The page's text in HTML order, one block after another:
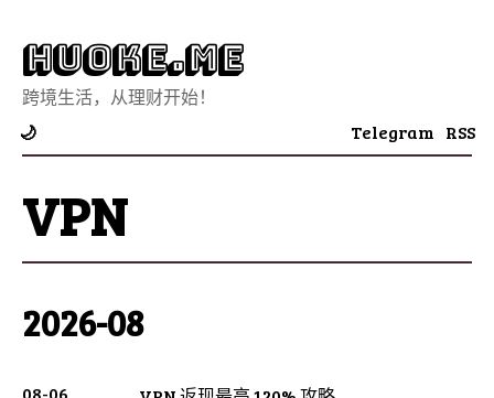
Huoke.Me
跨境生活，从理财开始！
🌙 Telegram RSS
VPN
2026-08
08-06